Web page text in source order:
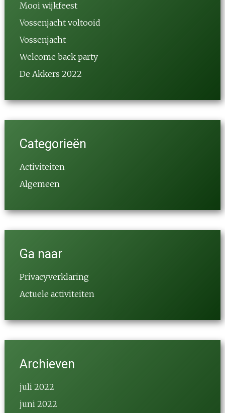
Mooi wijkfeest
Vossenjacht voltooid
Vossenjacht
Welcome back party
De Akkers 2022
Categorieën
Activiteiten
Algemeen
Ga naar
Privacyverklaring
Actuele activiteiten
Archieven
juli 2022
juni 2022